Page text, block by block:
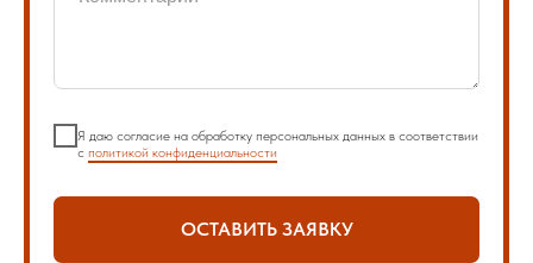
Я даю согласие на обработку персональных данных в соответствии
с политикой конфиденциальности
ОСТАВИТЬ ЗАЯВКУ